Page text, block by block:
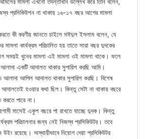
প্রসিকিউশন না থাকায় ১৬-১৭ বছর আগের মামলা
কী করণীয় জানতে চাইলে মঈদুল ইসলাম বলেন, যে
কার্যক্রম পরিচালিত হয় তাতে সারা বছর দুদকের
সময়ই খুনের মামলা এই মামলা ওই মামলা থাকে। ফলে
আলাদা একটি আদালত থাকার সুপারিশ করছি আমি।
আপিল আদালত থাকার সুপারিশ করছি। বিশেষ
হওয়ার কথা ছিল। কিন্তু সেটা না থাকায় বছরে
করতে পারে না।
মাসেই একুশ বছরে পা রাখতে যাচ্ছে দুদক। কিন্তু
পরিচালনার জন্য নেই নিজস্ব প্রসিকিউটর। তবে
উইং রয়েছে। অস্থায়ীভাবে নিয়োগ দেয়া প্রসিকিউটর